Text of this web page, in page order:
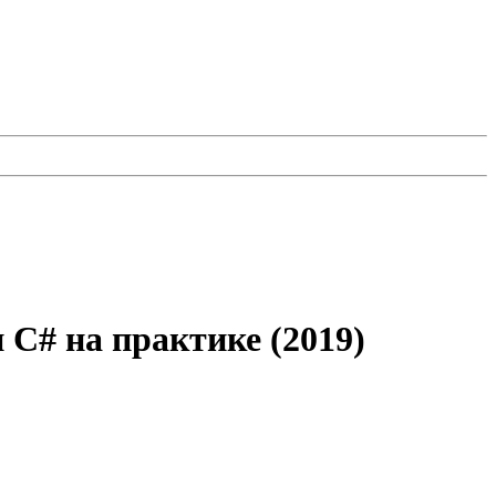
на практике (2019)